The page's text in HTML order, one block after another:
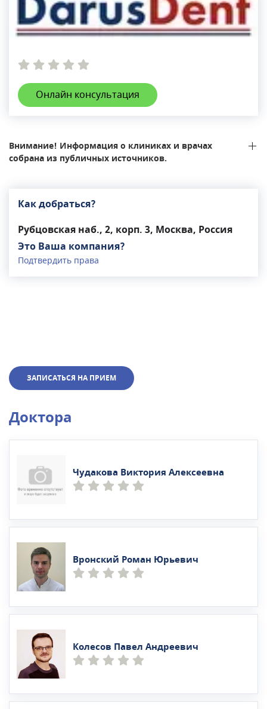
Онлайн консультация
Внимание! Информация о клиниках и врачах
собрана из публичных источников.
Как добраться?
Рубцовская наб., 2, корп. 3, Москва, Россия
Это Ваша компания?
Подтвердить права
ЗАПИСАТЬСЯ НА ПРИЕМ
Доктора
Чудакова Виктория Алексеевна
Вронский Роман Юрьевич
Колесов Павел Андреевич